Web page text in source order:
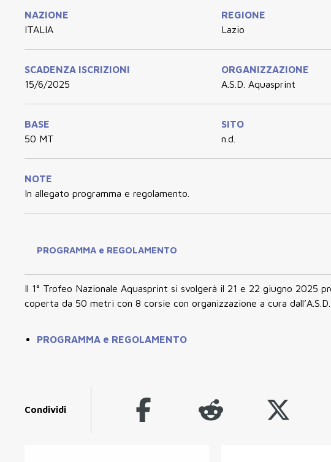
NAZIONE
ITALIA
REGIONE
Lazio
SCADENZA ISCRIZIONI
15/6/2025
ORGANIZZAZIONE
A.S.D. Aquasprint
BASE
50 MT
SITO
n.d.
NOTE
In allegato programma e regolamento.
PROGRAMMA e REGOLAMENTO
Il 1° Trofeo Nazionale Aquasprint si svolgerà il 21 e 22 giugno 2025
coperta da 50 metri con 8 corsie con organizzazione a cura
PROGRAMMA e REGOLAMENTO
Condividi